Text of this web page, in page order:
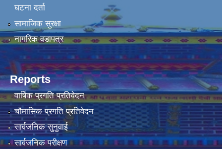
घटना दर्ता
सामाजिक सुरक्षा
नागरिक वडापत्र
Reports
वार्षिक प्रगति प्रतिवेदन
चौमासिक प्रगति प्रतिवेदन
सार्वजनिक सुनुवाई
सार्वजनिक परीक्षण